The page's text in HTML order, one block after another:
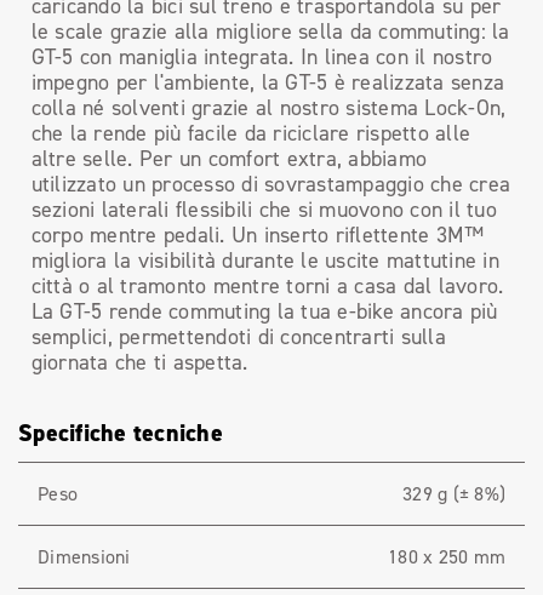
caricando la bici sul treno e trasportandola su per
le scale grazie alla migliore sella da commuting: la
GT-5 con maniglia integrata. In linea con il nostro
impegno per l'ambiente, la GT-5 è realizzata senza
colla né solventi grazie al nostro sistema Lock-On,
che la rende più facile da riciclare rispetto alle
altre selle. Per un comfort extra, abbiamo
utilizzato un processo di sovrastampaggio che crea
sezioni laterali flessibili che si muovono con il tuo
corpo mentre pedali. Un inserto riflettente 3M™
migliora la visibilità durante le uscite mattutine in
città o al tramonto mentre torni a casa dal lavoro.
La GT-5 rende commuting la tua e-bike ancora più
semplici, permettendoti di concentrarti sulla
giornata che ti aspetta.
Specifiche tecniche
Peso 329 g (± 8%)
Dimensioni 180 x 250 mm